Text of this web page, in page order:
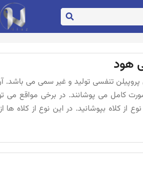
هود
پروپیلن تنفسی تولید و غیر سمی می باشد.
کامل می پوشانند. در برخی مواقع می
از کلاه بپوشانید. در این نوع از کلاه ها از